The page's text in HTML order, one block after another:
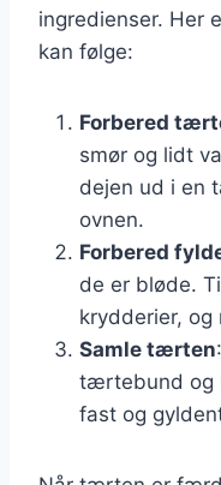
ingredienser. Her
kan følge:
Forbered
smør og lidt
dejen ud i en
ovnen.
Forbered
de er bløde.
krydderier, og
Samle tærten
tærtebund og
fast og